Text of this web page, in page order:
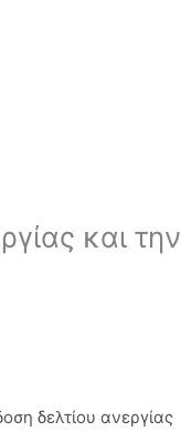
και την
δελτίου ανεργίας